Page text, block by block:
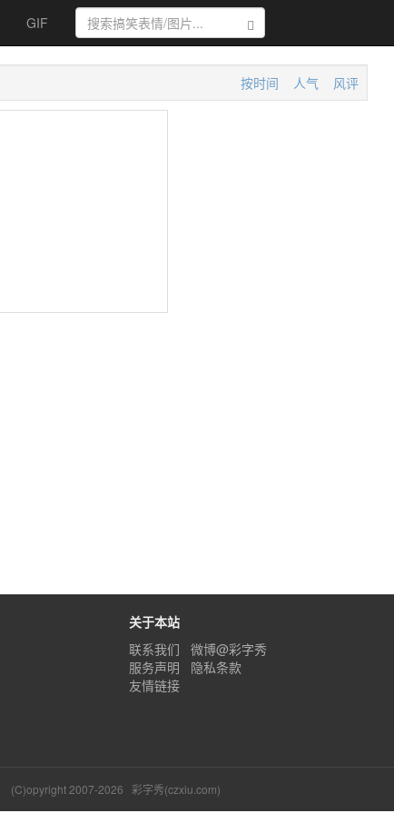
GIF 搜索
按时间 人气 风评
关于本站
联系我们
微博@彩字秀
服务声明
隐私条款
友情链接
(C)opyright 2007-2026 彩字秀(czxiu.com)